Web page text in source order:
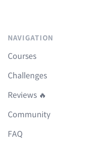
NAVIGATION
Courses
Challenges
Reviews 🔥
Community
FAQ